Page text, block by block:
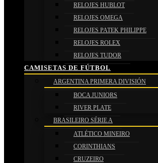
RELOJES HUBLOT
RELOJES OMEGA
RELOJES PATEK PHILIPPE
RELOJES ROLEX
RELOJES TUDOR
CAMISETAS DE FÚTBOL
ARGENTINA PRIMERA DIVISIÓN
BOCA JUNIORS
RIVER PLATE
BRASILEIRO SÉRIE A
ATLÉTICO MINEIRO
CORINTHIANS
CRUZEIRO